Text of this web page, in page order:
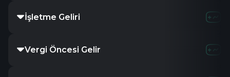
İşletme Geliri
Vergi Öncesi Gelir